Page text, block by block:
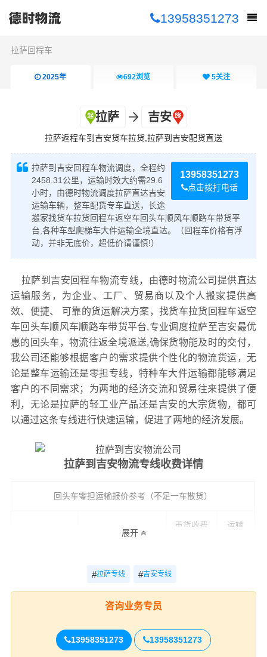
13958351273
拉萨回程车
2025年 692浏览 5关注
拉萨 吉安
拉萨返程车到吉安货车拉货,拉萨到吉安配货直送
13958351273
点击拨打电话
拉萨到吉安回程车物流调度，全程约
2458.31公里，运输时效大约需29.6
小时，由德时物流调度拉萨直达吉安
运输车辆，整车配货专车直送，长途
搬家找货车拉货回程车返空车回头车顺风车顺路车带货平
台,各种车型爬梯车大件运输全境直达。（回程车价格有浮
动，并非无底价，超低价请谨慎!）
拉萨到吉安回程车物流专线，由德时物流公司提供直达
运输服务，为企业、工厂、贸易商以及个人搬家提供高
效、便捷、 可靠的货运解决方案，找货车拉货回程车返空
车回头车顺风车顺路车带货平台,专业调度拉萨至吉安最优
惠的回头车，物流往返全境派送,确保货物能及时的交付，
我公司还能够根据客户的需求提供个性化的物流货运，无
论是整车运输还是零担专线，特种车大件运输都能够满足
客户的不同需求；为两地的经济交流和贸易往来提供了便
利，无论是拉萨的轻工业产品还是吉安的大宗货物，都可
以通过这条专线进行快速运输，促进了两地的经济发展。
拉萨到吉安物流专线收费详情
回头车零担运输报价参考（不足一车散货）
轻货收费参考
重货收费
运输
电话咨询
上门取货
城关区、堆龙德庆区、达孜区、林周
展开
#拉萨专线 #吉安专线
咨询业务专员
13958351273 13958351273